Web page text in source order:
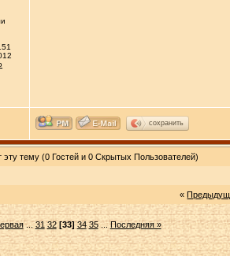
сохранить
эту тему (0 Гостей и 0 Скрытых Пользователей)
«
...31 32 [33] 34 35...Последняя »